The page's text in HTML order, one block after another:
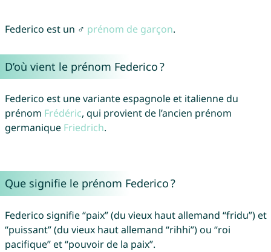
Federico est un ♂ prénom de garçon.
D’où vient le prénom Federico ?
Federico est une variante espagnole et italienne du
prénom Frédéric, qui provient de l’ancien prénom
germanique Friedrich.
Que signifie le prénom Federico ?
Federico signifie “paix” (du vieux haut allemand “fridu”) et
“puissant” (du vieux haut allemand “rihhi”) ou “roi
pacifique” et “pouvoir de la paix”.